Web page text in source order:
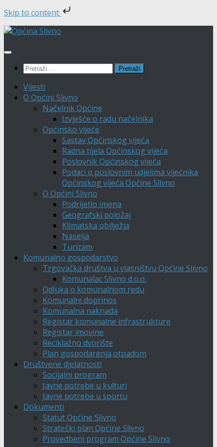
Skip to content
Skip
content
Pretraži:
Vijesti
O Općini Slivno
Načelnik Općine
Izvješće o radu načelnika
Općinsko vijeće
Sastav Općinskog vijeća
Radna tijela Općinskog vijeća
Poslovnik Općinskog vijeća
Podaci o poslovnim udjelima vijećnika
Općinskog vijeća Općine Slivno
O Općini Slivno
Podrijetlo imena
Geografski položaj
Klimatska obilježja
Naselja
Turizam
Komunalno gospodarstvo
Trgovačka društva u vlasništvu Općine Slivno
Komunalac Slivno d.o.o.
Odluka o komunalnom redu
Komunalni doprinos
Komunalna naknada
Registar komunalne infrastrukture
Registar imovine
Reciklažno dvorište
Plan gospodarenja otpadom
Društvene djelatnosti
Socijalni program
Javne potrebe u kulturi
Javne potrebe u sportu
Dokumenti
Statut Općine Slivno
Strateški plan Općine Slivno
Provedbeni program Općine Slivno